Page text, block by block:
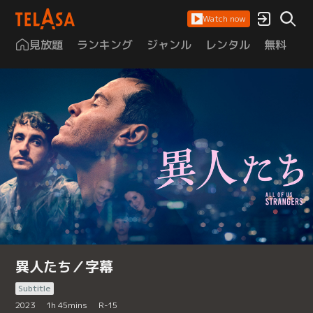
Watch now
見放題 ランキング ジャンル レンタル 無料
異人たち／字幕
Subtitle
2023
1h 45mins R-15